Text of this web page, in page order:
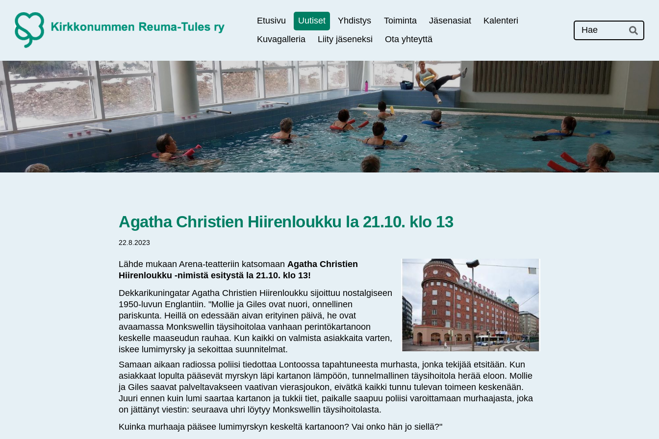
Siirry
sivun
sisältöön
Sivuston etusivulle
Etusivu Uutiset Yhdistys Toiminta Jäsenasiat
Kalenteri
Kuvagalleria
Liity jäseneksi Ota yhteyttä
Hae
Agatha Christien Hiirenloukku la 21.10. klo 13
22.8.2023
Lähde mukaan Arena-teatteriin katsomaan Agatha Christien
Hiirenloukku -nimistä esitystä la 21.10. klo 13!
Dekkarikuningatar Agatha Christien Hiirenloukku sijoittuu nostalgiseen
1950-luvun Englantiin. "Mollie ja Giles ovat nuori, onnellinen
pariskunta. Heillä on edessään aivan erityinen päivä, he ovat
avaamassa Monkswellin täysihoitolaa vanhaan perintökartanoon
keskelle maaseudun rauhaa. Kun kaikki on valmista asiakkaita varten,
iskee lumimyrsky ja sekoittaa suunnitelmat.
Samaan aikaan radiossa poliisi tiedottaa Lontoossa tapahtuneesta murhasta, jonka tekijää etsitään. Kun
asiakkaat lopulta pääsevät myrskyn läpi kartanon lämpöön, tunnelmallinen täysihoitola herää eloon. Mollie
ja Giles saavat palveltavakseen vaativan vierasjoukon, eivätkä kaikki tunnu tulevan toimeen keskenään.
Juuri ennen kuin lumi saartaa kartanon ja tukkii tiet, paikalle saapuu poliisi varoittamaan murhaajasta, joka
on jättänyt viestin: seuraava uhri löytyy Monkswellin täysihoitolasta.
Kuinka murhaaja pääsee lumimyrskyn keskeltä kartanoon? Vai onko hän jo siellä?"